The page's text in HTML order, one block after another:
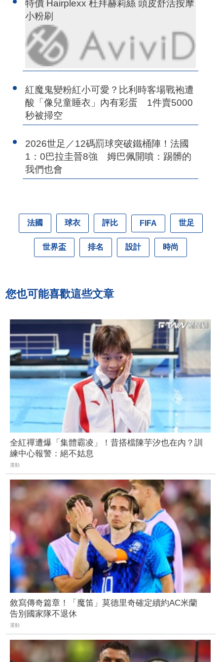
特價 Hairplexx 杜拜赫莉絲 頭皮舒活按摩
小粉刷
紅魔鬼變粉紅小可愛？比利時客場戰袍遭
酸「像兒童睡衣」內有彩蛋 1件賣5000
秒被掃空
2026世足／12碼罰球突破鐵桶陣！法國
1：0巴拉圭晉8強 姆巴佩開噴：踢髒的
我們也會
法國 球衣 評比 FIFA 世足
世界盃 排名 設計 時尚
您也可能喜歡這些文章
全紅禪遭爆「集體霸凌」！昔搭檔陳芋汐也在內？訓
練中心報警：絕不姑息
運動
敘寫傳奇篇章！「魔笛」莫德里奇確定續約AC米蘭
告別國家隊不退休
運動